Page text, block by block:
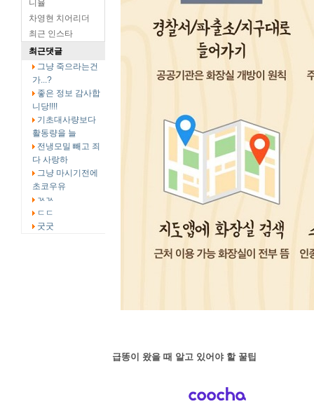
니율
차영현 치어리더
최근 인스타
최근댓글
그냥 죽으라는건
가...?
좋은 정보 감사합
니당!!!!
기초대사량보다
활동량을 늘
전냉모밀 빼고 죄
다 사랑하
그냥 마시기전에
초코우유
ㄳㄳ
ㄷㄷ
굿굿
급똥이 왔을 때 알고 있어야 할 꿀팁